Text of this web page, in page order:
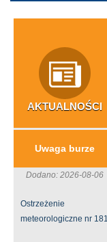
AKTUALNOŚCI
Uwaga burze
Dodano: 2026-08-06
Ostrzeżenie
meteorologiczne nr 181